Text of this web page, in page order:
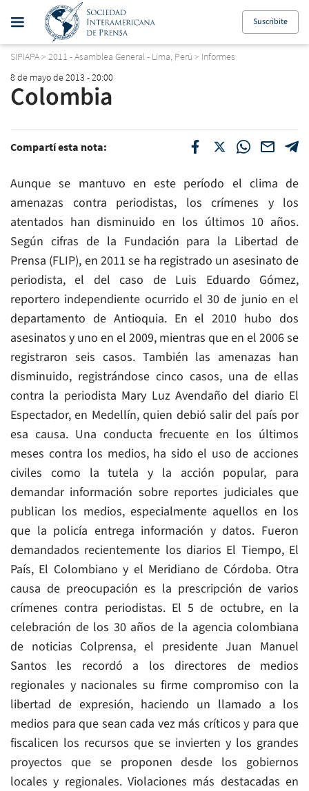
Suscribite
SIPIAPA> 2011 - Asamblea General - Lima, Perú > Informes
8 de mayo de 2013 - 20:00
Colombia
Compartí esta nota:
Aunque se mantuvo en este período el clima de
amenazas contra periodistas, los crímenes y los
atentados han disminuido en los últimos 10 años.
Según cifras de la Fundación para la Libertad de
Prensa (FLIP), en 2011 se ha registrado un asesinato de
periodista, el del caso de Luis Eduardo Gómez,
reportero independiente ocurrido el 30 de junio en el
departamento de Antioquia. En el 2010 hubo dos
asesinatos y uno en el 2009, mientras que en el 2006 se
registraron seis casos. También las amenazas han
disminuido, registrándose cinco casos, una de ellas
contra la periodista Mary Luz Avendaño del diario El
Espectador, en Medellín, quien debió salir del país por
esa causa. Una conducta frecuente en los últimos
meses contra los medios, ha sido el uso de acciones
civiles como la tutela y la acción popular, para
demandar información sobre reportes judiciales que
publican los medios, especialmente aquellos en los
que la policía entrega información y datos. Fueron
demandados recientemente los diarios El Tiempo, El
País, El Colombiano y el Meridiano de Córdoba. Otra
causa de preocupación es la prescripción de varios
crímenes contra periodistas. El 5 de octubre, en la
celebración de los 30 años de la agencia colombiana
de noticias Colprensa, el presidente Juan Manuel
Santos les recordó a los directores de medios
regionales y nacionales su firme compromiso con la
libertad de expresión, haciendo un llamado a los
medios para que sean cada vez más críticos y para que
fiscalicen los recursos que se invierten y los grandes
proyectos que se proponen desde los gobiernos
locales y regionales. Violaciones más destacadas en